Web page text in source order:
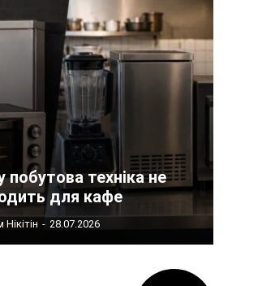
побутова техніка не
для кафе
- 28.07.2026